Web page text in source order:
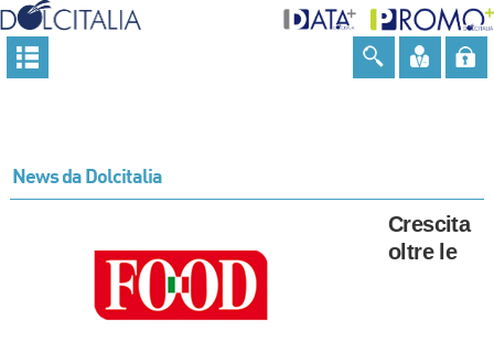
News da Dolcitalia
Crescita
oltre le